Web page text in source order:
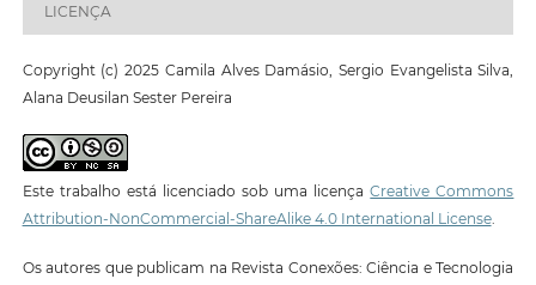
LICENÇA
Copyright (c) 2025 Camila Alves Damásio, Sergio Evangelista Silva,
Alana Deusilan Sester Pereira
Este trabalho está licenciado sob uma licençaCreative Commons
Attribution-NonCommercial-ShareAlike 4.0 International License.
Os autores que publicam na Revista Conexões: Ciência e Tecnologia